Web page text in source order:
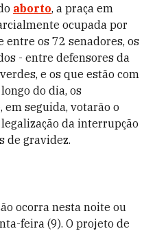
aborto, a praça em
ocupada por
entre os 72 senadores, os
- entre defensores da
e os que estão com
do dia, os
seguida, votarão o
da interrupção
de gravidez.
ocorra nesta noite ou
feira (9). O projeto de